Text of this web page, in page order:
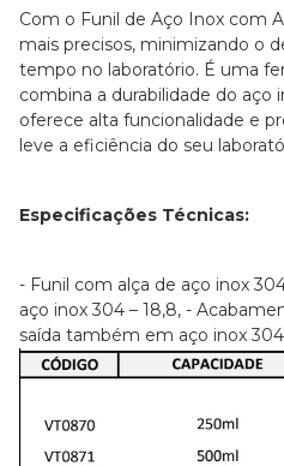
Com o Funil de Aço Inox com
mais precisos, minimizando o
tempo no laboratório. É uma
combina a durabilidade do
oferece alta funcionalidade e
leve a eficiência do seu
Especificações Técnicas:
- Funil com alça de aço inox
aço inox 304 – 18,8, -
saída também em aço inox